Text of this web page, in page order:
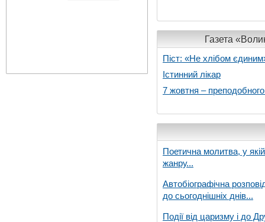
Газета
Піст: «Не хлібом
Істинний лікар
7 жовтня –
Поетична молитва, у
жанру...
Автобіографічна
до сьогоднішніх днів...
Події від царизму і до